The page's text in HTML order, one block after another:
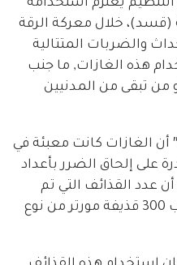
يعتزم استخدامه
خلال معركة الرقة
والضربات المتتالية
هذه الغازات, ما جنب
تبقى من المدنيين
وأوضح المصدر لـ”دير الزور 24″ أن الغازات كانت معبئة في
على إلحاق الضرر بأعداد
عدد القذائف التي تم
إبطال مفعولها وصل ما يقارب 300 قذيفة مورتر من نوع